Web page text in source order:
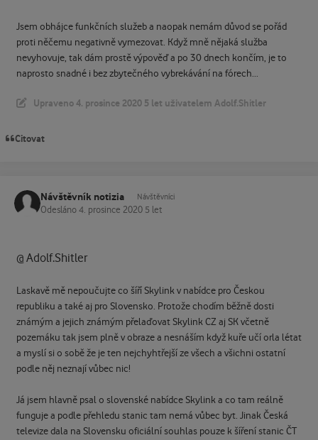
Jsem obhájce funkčních služeb a naopak nemám důvod se pořád
proti něčemu negativně vymezovat. Když mně nějaká služba
nevyhovuje, tak dám prostě výpověď a po 30 dnech končím, je to
naprosto snadné i bez zbytečného vybrekávání na fórech...
Upraveno 4. prosince 2020 5 let uživatelem Adolf.Shitler
Citovat
Návštěvník notizia Návštěvníci
Odesláno 4. prosince 2020 5 let
@ Adolf.Shitler
Laskavě mě nepoučujte co šíří Skylink v nabídce pro Českou
republiku a také aj pro Slovensko. Protože chodím běžně dosti
známým a jejich známým přelaďovat Skylink CZ aj SK včetně
pozemáku tak jsem plně v obraze a nesnáším když kuře učí orla létat
a myslí si o sobě že je ten nejchyhtřejší ze všech a všichni ostatní
podle něj neznají vůbec nic!
Já jsem hlavně psal o slovenské nabídce Skylink a co tam reálně
funguje a podle přehledu stanic tam nemá vůbec byt. Jinak Česká
televize dala na Slovensku oficiální souhlas pouze k šíření stanic ČT